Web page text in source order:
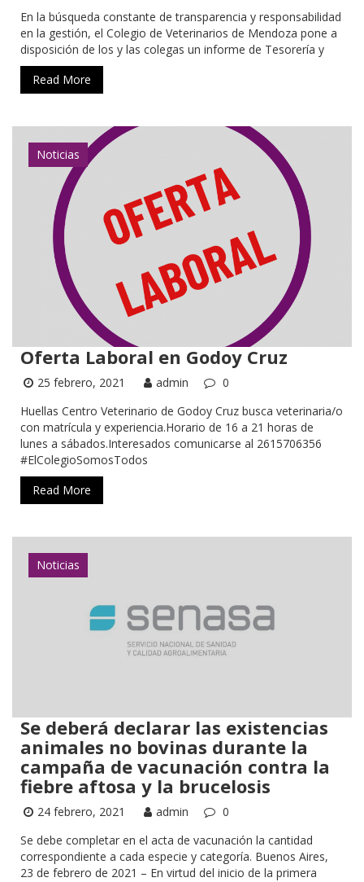
En la búsqueda constante de transparencia y responsabilidad
en la gestión, el Colegio de Veterinarios de Mendoza pone a
disposición de los y las colegas un informe de Tesorería y
Read More
Noticias
Oferta Laboral en Godoy Cruz
25 febrero, 2021 admin
0
Huellas Centro Veterinario de Godoy Cruz busca veterinaria/o
con matrícula y experiencia.Horario de 16 a 21 horas de
lunes a sábados.Interesados comunicarse al 2615706356
#ElColegioSomosTodos
Read More
Noticias
Se deberá declarar las existencias
animales no bovinas durante la
campaña de vacunación contra la
fiebre aftosa y la brucelosis
24 febrero, 2021 admin
0
Se debe completar en el acta de vacunación la cantidad
correspondiente a cada especie y categoría. Buenos Aires,
23 de febrero de 2021 – En virtud del inicio de la primera